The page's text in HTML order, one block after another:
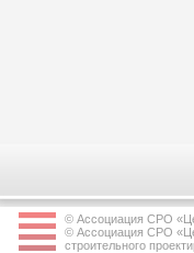
© Ассоциация СРО
© Ассоциация СРО
строительного